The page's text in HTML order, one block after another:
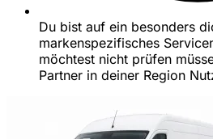
Du bist auf ein besonders
markenspezifisches
möchtest nicht prüfen
Partner in deiner Region